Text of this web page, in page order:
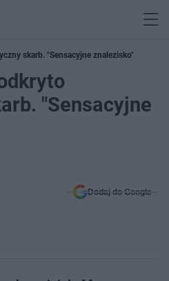
skarb. "Sensacyjne znalezisko"
"Sensacyjne
Dodaj do Google